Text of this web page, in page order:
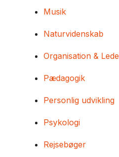
Musik
Naturvidenskab
Organisation &
Pædagogik
Personlig udvikling
Psykologi
Rejsebøger